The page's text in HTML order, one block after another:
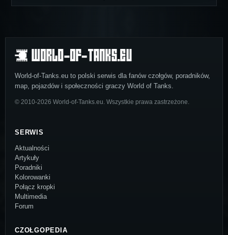
World-of-Tanks.eu to polski serwis dla fanów czołgów, poradników,
map, pojazdów i społeczności graczy World of Tanks.
© 2010-2026 World-of-Tanks.eu. Wszystkie prawa zastrzeżone.
SERWIS
Aktualności
Artykuły
Poradniki
Kolorowanki
Połącz kropki
Multimedia
Forum
CZOŁGOPEDIA